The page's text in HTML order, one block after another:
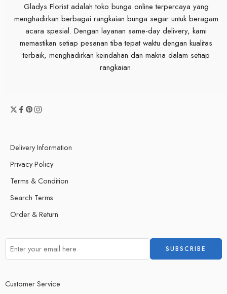
Gladys Florist adalah toko bunga online terpercaya yang
menghadirkan berbagai rangkaian bunga segar untuk beragam
acara spesial. Dengan layanan same-day delivery, kami
memastikan setiap pesanan tiba tepat waktu dengan kualitas
terbaik, menghadirkan keindahan dan makna dalam setiap
rangkaian.
Delivery Information
Privacy Policy
Terms & Condition
Search Terms
Order & Return
Customer Service